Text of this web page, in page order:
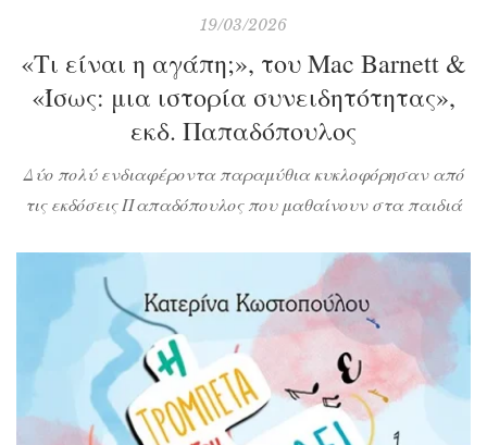
19/03/2026
«Τι είναι η αγάπη;», του Mac Barnett &
«Ίσως: μια ιστορία συνειδητότητας»,
εκδ. Παπαδόπουλος
Δύο πολύ ενδιαφέροντα παραμύθια κυκλοφόρησαν από
τις εκδόσεις Παπαδόπουλος που μαθαίνουν στα παιδιά
να βελτιώσουν τη συμπεριφορά τους. Ας τα δούμε
αναλυτικά.